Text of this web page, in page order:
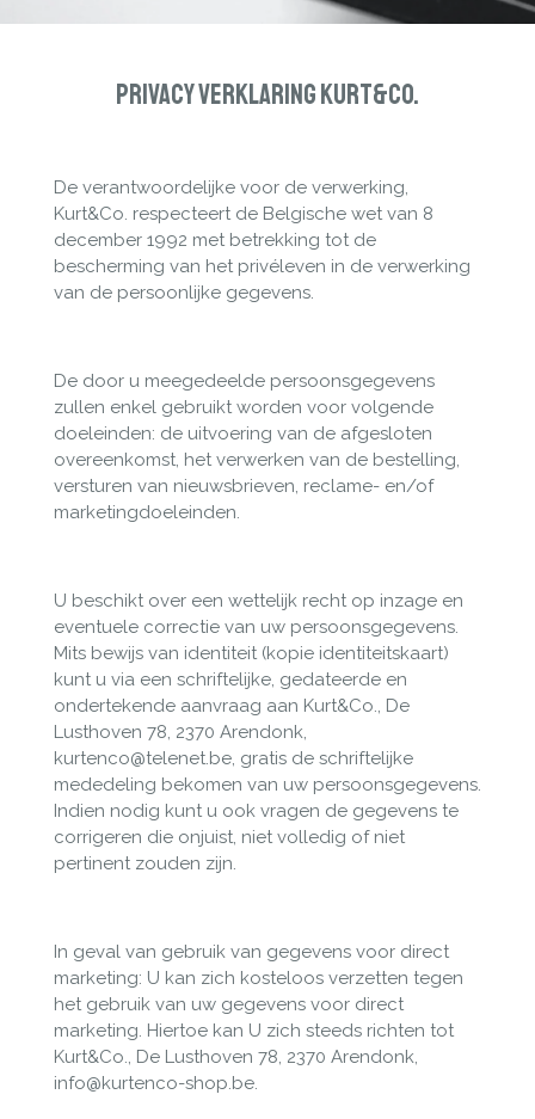
Privacy Verklaring Kurt&Co.
De verantwoordelijke voor de verwerking,
Kurt&Co. respecteert de Belgische wet van 8
december 1992 met betrekking tot de
bescherming van het privéleven in de verwerking
van de persoonlijke gegevens.
De door u meegedeelde persoonsgegevens
zullen enkel gebruikt worden voor volgende
doeleinden: de uitvoering van de afgesloten
overeenkomst, het verwerken van de bestelling,
versturen van nieuwsbrieven, reclame- en/of
marketingdoeleinden.
U beschikt over een wettelijk recht op inzage en
eventuele correctie van uw persoonsgegevens.
Mits bewijs van identiteit (kopie identiteitskaart)
kunt u via een schriftelijke, gedateerde en
ondertekende aanvraag aan Kurt&Co., De
Lusthoven 78, 2370 Arendonk,
kurtenco@telenet.be, gratis de schriftelijke
mededeling bekomen van uw persoonsgegevens.
Indien nodig kunt u ook vragen de gegevens te
corrigeren die onjuist, niet volledig of niet
pertinent zouden zijn.
In geval van gebruik van gegevens voor direct
marketing: U kan zich kosteloos verzetten tegen
het gebruik van uw gegevens voor direct
marketing. Hiertoe kan U zich steeds richten tot
Kurt&Co., De Lusthoven 78, 2370 Arendonk,
info@kurtenco-shop.be.